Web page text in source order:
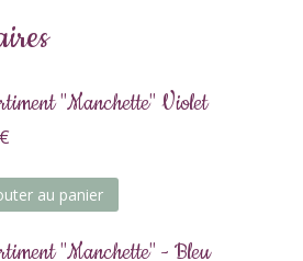
"Manchette" Violet
€
au panier
"Manchette" - Bleu